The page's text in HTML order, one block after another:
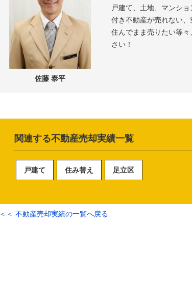
佐藤 泰平
戸建て、土地、マンシ
付き不動産が売れない
住んでまま売りたい等
さい！
関連する不動産売却実績一覧
戸建て 住み替え 足立区
＜＜ 不動産売却実績の一覧へ戻る